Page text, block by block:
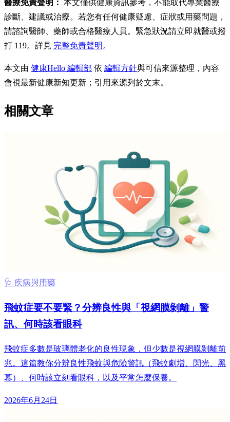
醫療免責聲明： 本文僅供健康資訊參考，不能取代專業醫療
診斷、建議或治療。若您有任何健康疑慮、症狀或用藥問題，
請諮詢醫師、藥師或合格醫療人員。緊急狀況請立即就醫或撥
打 119。詳見 完整免責聲明 。
本文由 健康Hello 編輯部 依 編輯方針與可信來源整理，內容
會視最新健康新知更新；引用來源列於文末。
相關文章
🩺 疾病與用藥
飛蚊症要不要緊？分辨良性與「視網膜剝離」警
訊、何時該看眼科
飛蚊症多數是玻璃體老化的良性現象，但少數是視網膜剝離前
兆。這篇教你分辨良性飛蚊與危險警訊（飛蚊劇增、閃光、黑
幕）、何時該立刻看眼科，以及平常怎麼保養。
2026年6月24日